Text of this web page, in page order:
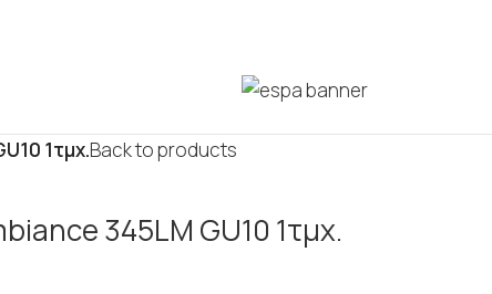
1τμχ.Back to products
345LM GU10 1τμχ.